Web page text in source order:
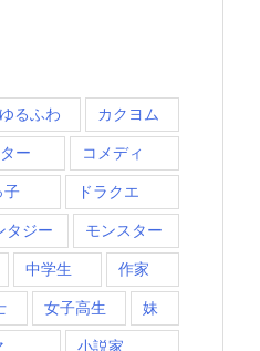
ゆるふわ カクヨム
ー コメディ
子 ドラクエ
タジー モンスター
中学生 作家
女子高生 妹
小説家